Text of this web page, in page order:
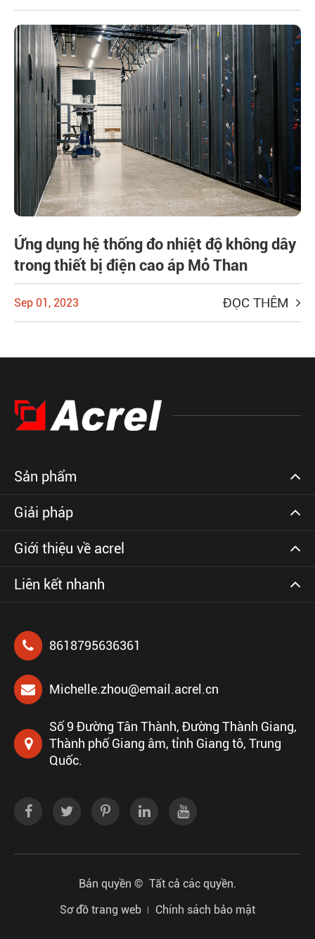
Ứng dụng hệ thống đo nhiệt độ không dây
trong thiết bị điện cao áp Mỏ Than
Sep 01, 2023 ĐỌC THÊM
Sản phẩm
Giải pháp
Giới thiệu về acrel
Liên kết nhanh
8618795636361
Michelle.zhou@email.acrel.cn
Số 9 Đường Tân Thành, Đường Thành Giang,
Thành phố Giang âm, tỉnh Giang tô, Trung
Quốc.
Bản quyền © Tất cả các quyền.
Sơ đồ trang web
Chính sách bảo mật